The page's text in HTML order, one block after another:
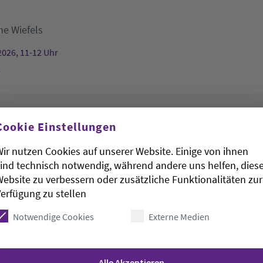
Wiefels
11-12 Uhr
hat geöffnet
Gertrudenkapelle
11-13 Uhr
Einstellungen
nutzen Cookies auf unserer Website. Einige von ihnen
technisch notwendig, während andere uns helfen,
zu verbessern oder zusätzliche Funktionalitäten zur
zu stellen
Notwendige Cookies Externe Medien